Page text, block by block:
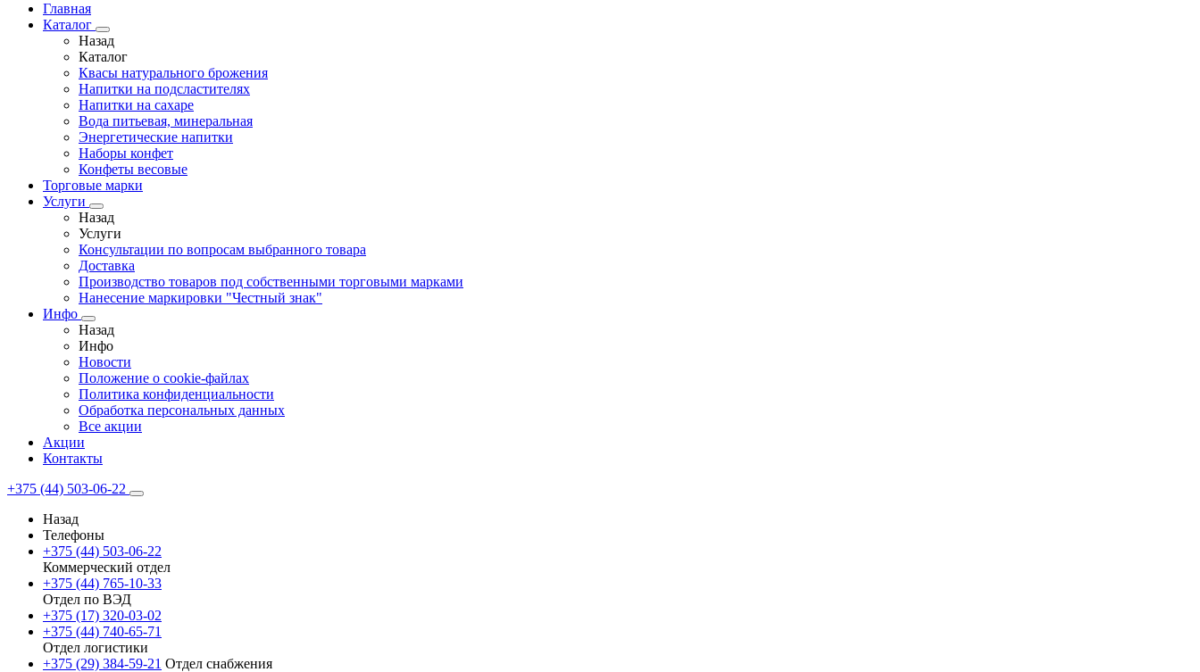
Главная
Каталог
Назад
Каталог
Квасы натурального брожения
Напитки на подсластителях
Напитки на сахаре
Вода питьевая, минеральная
Энергетические напитки
Наборы конфет
Конфеты весовые
Торговые марки
Услуги
Назад
Услуги
Консультации по вопросам выбранного товара
Доставка
Производство товаров под собственными торговыми марками
Нанесение маркировки "Честный знак"
Инфо
Назад
Инфо
Новости
Положение о cookie-файлах
Политика конфиденциальности
Обработка персональных данных
Все акции
Акции
Контакты
+375 (44) 503-06-22
Назад
Телефоны
+375 (44) 503-06-22
Коммерческий отдел
+375 (44) 765-10-33
Отдел по ВЭД
+375 (17) 320-03-02
+375 (44) 740-65-71
Отдел логистики
+375 (29) 384-59-21 Отдел снабжения